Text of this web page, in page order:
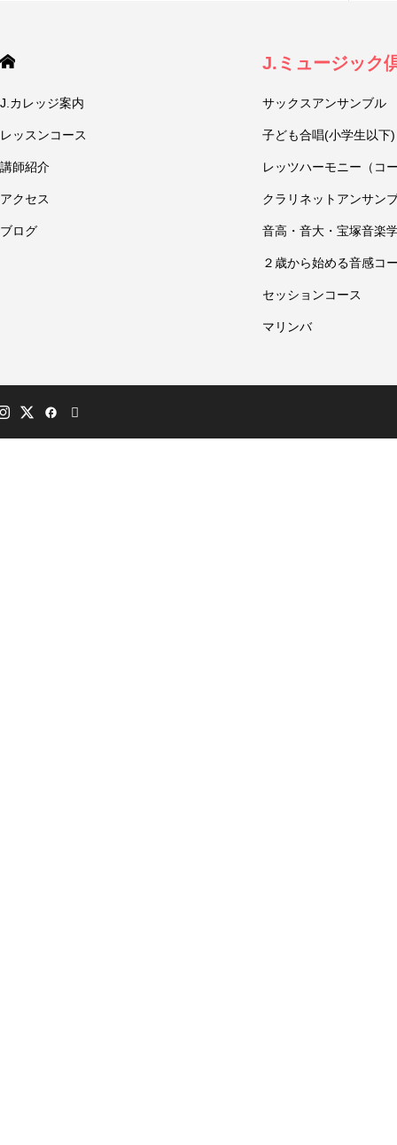
J.カレッジ案内
レッスンコース
講師紹介
アクセス
ブログ
J.ミュージック
サックスアンサンブル
子ども合唱(小学生以下)
レッツハーモニー（コ
クラリネットアンサン
音高・音大・宝塚音楽
２歳から始める音感コ
セッションコース
マリンバ